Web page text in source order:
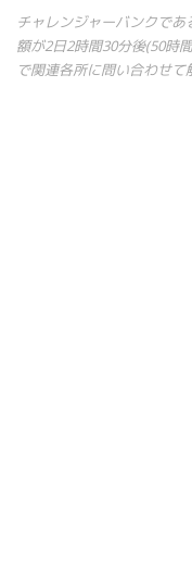
チャレンジャーバンクで
額が2日2時間30分後(50時
で関連各所に問い合わせて